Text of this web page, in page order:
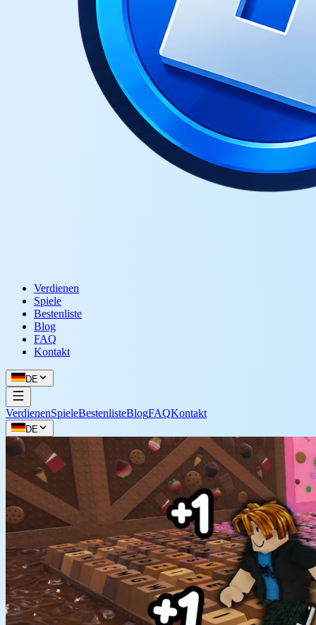
Verdienen
Spiele
Bestenliste
Blog
FAQ
Kontakt
DE
VerdienenSpieleBestenlisteBlogFAQKontakt
DE